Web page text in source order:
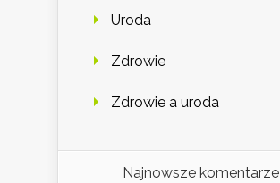
Uroda
Zdrowie
Zdrowie a uroda
Najnowsze komentarze